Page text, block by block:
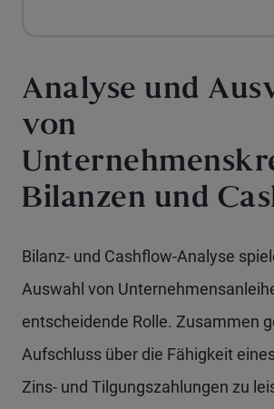
Analyse und
von
Bilanzen und
Bilanz- und Cashflow-Analyse
Auswahl von
entscheidende Rolle. Zusammen
Aufschluss über die Fähigkeit
Zins- und Tilgungszahlungen zu